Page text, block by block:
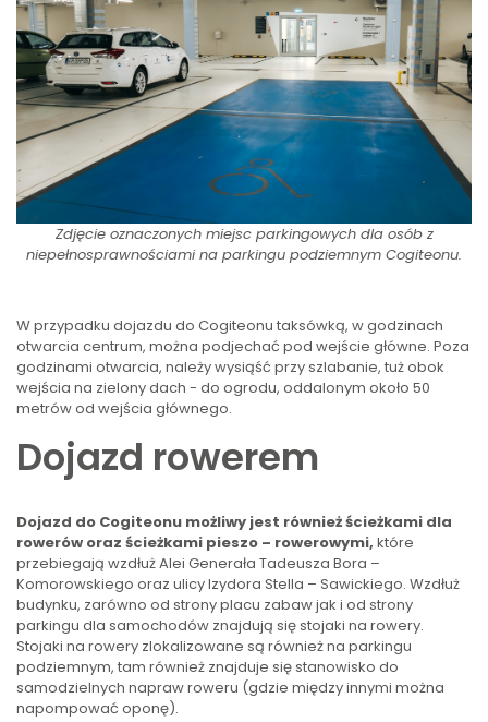
Zdjęcie oznaczonych miejsc parkingowych dla osób z
niepełnosprawnościami na parkingu podziemnym Cogiteonu.
W przypadku dojazdu do Cogiteonu taksówką, w godzinach
otwarcia centrum, można podjechać pod wejście główne. Poza
godzinami otwarcia, należy wysiąść przy szlabanie, tuż obok
wejścia na zielony dach - do ogrodu, oddalonym około 50
metrów od wejścia głównego.
Dojazd rowerem
Dojazd do Cogiteonu możliwy jest również ścieżkami dla
rowerów oraz ścieżkami pieszo – rowerowymi, które
przebiegają wzdłuż Alei Generała Tadeusza Bora –
Komorowskiego oraz ulicy Izydora Stella – Sawickiego. Wzdłuż
budynku, zarówno od strony placu zabaw jak i od strony
parkingu dla samochodów znajdują się stojaki na rowery.
Stojaki na rowery zlokalizowane są również na parkingu
podziemnym, tam również znajduje się stanowisko do
samodzielnych napraw roweru (gdzie między innymi można
napompować oponę).